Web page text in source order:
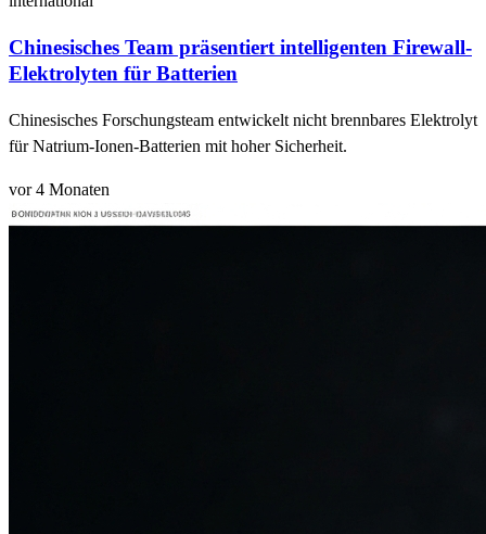
Chinesisches Team präsentiert intelligenten Firewall-
Elektrolyten für Batterien
Chinesisches Forschungsteam entwickelt nicht brennbares Elektrolyt
für Natrium-Ionen-Batterien mit hoher Sicherheit.
vor 4 Monaten